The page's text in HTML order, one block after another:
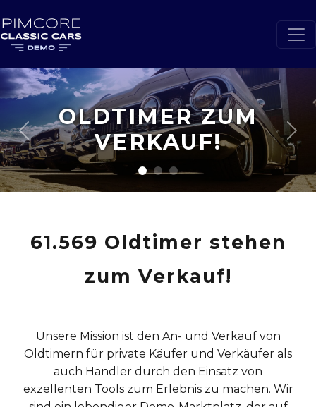
DEINE TÄGLICHE
DOSIS
Previous
zum Verkauf!
Oldtimern für private Käufer und Verkäufer als
auch Händler durch den Einsatz von
exzellenten Tools zum Erlebnis zu machen. Wir
sind ein lebendiger Demo-Marktplatz, der auf
innovativer Spitzentechnologie aufbaut und